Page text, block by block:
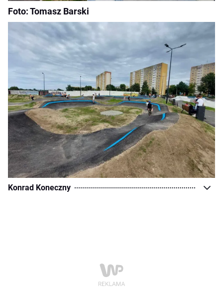
Foto: Tomasz Barski
Konrad Koneczny